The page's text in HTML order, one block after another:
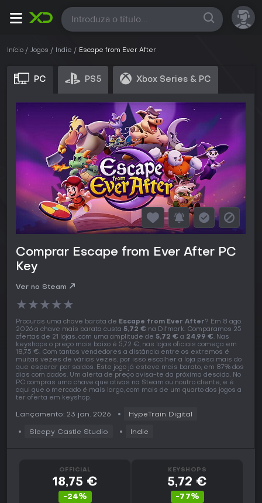
Todas
Início Jogos Indie Escape from Ever After
PC PS5 Xbox Series & PC
Comprar Escape from Ever After PC
Key
Ver no Steam
★★★★★
Procuras uma chave barata de Escape from Ever After? Em 8 ago.
2026 a chave mais barata custa 5,72 € na Difmark. Comparamos 25
ofertas de 21 lojas, com uma amplitude de 5,72 € a 24,99 €. Nas
keyshops o preço mais baixo é 5,72 €, nas lojas oficiais começa em
18,75 €. Com tantos vendedores a distância entre os extremos é
muitas vezes de várias vezes, por isso escolher a loja pesa mais do
que esperar por saldos. Este jogo já esteve mais barato, em 87% dos
dias com dados. Um alerta de preço avisa-te da próxima descida. No
PC compras uma chave que ativas na Steam ou noutro cliente, e é
aqui que o mercado é mais largo, com mais de um quarto dos jogos a
ter oferta em keyshop.
Lançamento: 23 jan. 2026 HypeTrain Digital
Sleepy Castle Studio Indie
OFFICIAL
18,75 €
-24%
KEYSHOPS
5,72 €
-77%